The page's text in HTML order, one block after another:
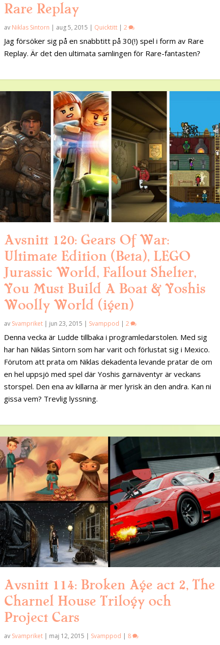
Rare Replay
av Niklas Sintorn | aug 5, 2015 | Quicktitt | 2
Jag försöker sig på en snabbtitt på 30(!) spel i form av Rare
Replay. Är det den ultimata samlingen för Rare-fantasten?
Avsnitt 120: Gears Of War:
Ultimate Edition (Beta), LEGO
Jurassic World, Fallout Shelter,
You Must Build A Boat & Yoshis
Woolly World (igen)
av Svampriket | jun 23, 2015 | Svamppod | 2
Denna vecka är Ludde tillbaka i programledarstolen. Med sig
har han Niklas Sintorn som har varit och förlustat sig i Mexico.
Förutom att prata om Niklas dekadenta levande pratar de om
en hel uppsjö med spel där Yoshis garnäventyr är veckans
storspel. Den ena av killarna är mer lyrisk än den andra. Kan ni
gissa vem? Trevlig lyssning.
Avsnitt 114: Broken Age act 2, The
Charnel House Trilogy och
Project Cars
av Svampriket | maj 12, 2015 | Svamppod | 8